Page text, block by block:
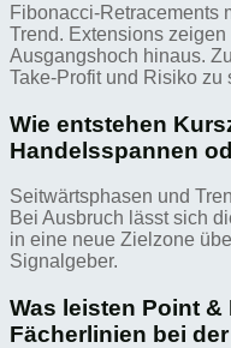
Fibonacci-Retracements
Trend. Extensions
Ausgangshoch hinaus.
Take-Profit und Risiko zu
Wie entstehen
Handelsspannen
Seitwärtsphasen und
Bei Ausbruch lässt sich
in eine neue Zielzone
Signalgeber.
Was leisten Point
Fächerlinien bei